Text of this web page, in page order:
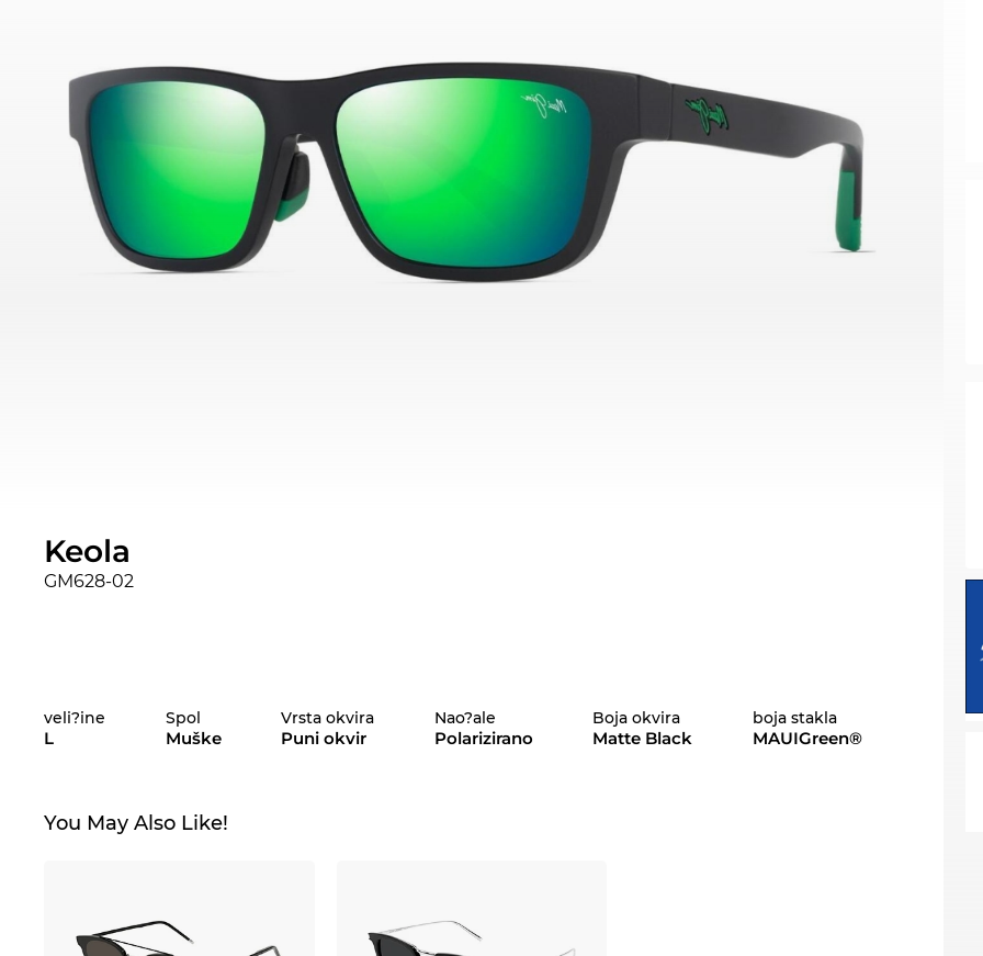
Keola
GM628-02
veli?ine
L
Spol
Muške
Vrsta okvira
Puni okvir
Nao?ale
Polarizirano
Boja okvira
Matte Black
boja stakla
MAUIGreen®
You May Also Like!